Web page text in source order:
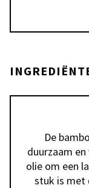
De
duurzaam
olie om een
stuk is met